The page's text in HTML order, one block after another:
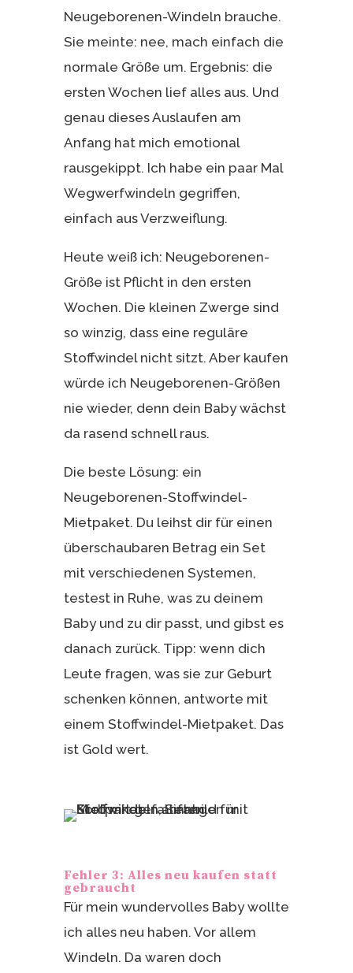
Neugeborenen-Windeln brauche.
Sie meinte: nee, mach einfach die
normale Größe um. Ergebnis: die
ersten Wochen lief alles aus. Und
genau dieses Auslaufen am
Anfang hat mich emotional
rausgekippt. Ich habe ein paar Mal
Wegwerfwindeln gegriffen,
einfach aus Verzweiflung.
Heute weiß ich: Neugeborenen-
Größe ist Pflicht in den ersten
Wochen. Die kleinen Zwerge sind
so winzig, dass eine reguläre
Stoffwindel nicht sitzt. Aber kaufen
würde ich Neugeborenen-Größen
nie wieder, denn dein Baby wächst
da rasend schnell raus.
Die beste Lösung: ein
Neugeborenen-Stoffwindel-
Mietpaket. Du leihst dir für einen
überschaubaren Betrag ein Set
mit verschiedenen Systemen,
testest in Ruhe, was zu deinem
Baby und zu dir passt, und gibst es
danach zurück. Tipp: wenn dich
Leute fragen, was sie zur Geburt
schenken können, antworte mit
einem Stoffwindel-Mietpaket. Das
ist Gold wert.
Fehler 3: Alles neu kaufen statt
gebraucht
Für mein wundervolles Baby wollte
ich alles neu haben. Vor allem
Windeln. Da waren doch